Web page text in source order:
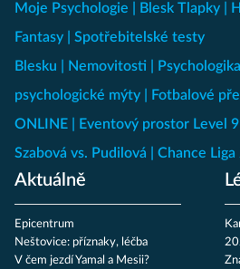
Moje Psychologie Blesk Tlapky
Fantasy
Spotřebitelské testy
Blesku
Nemovitosti
psychologické mýty
Fotbalové
ONLINE
Eventový prostor Level 9
Szabová vs. Pudilová
Chance
Aktuálně
Epicentrum
Neštovice: příznaky, léčba
V čem jezdí Yamal a Mesii?